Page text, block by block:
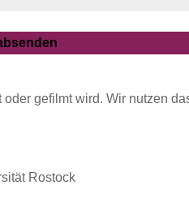
gefilmt wird. Wir nutzen
Rostock